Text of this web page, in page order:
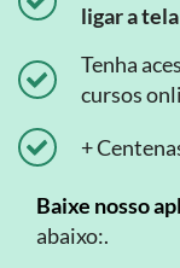
ligar a
Tenha
cursos
+
Baixe nosso
abaixo:.